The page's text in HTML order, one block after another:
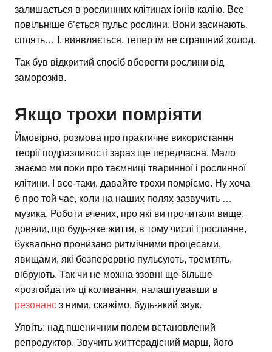
залишається в рослинних клітинах іонів калію. Все
повільніше б’ється пульс рослини. Вони засинають,
сплять… І, виявляється, тепер їм не страшний холод.
Так був відкритий спосіб вберегти рослини від
заморозків.
Якщо трохи помріяти
Ймовірно, розмова про практичне використання
теорії подразливості зараз ще передчасна. Мало
знаємо ми поки про таємниці тваринної і рослинної
клітини. І все-таки, давайте трохи помріємо. Ну хоча
б про той час, коли на наших полях зазвучить …
музика. Роботи вчених, про які ви прочитали вище,
довели, що будь-яке життя, в тому числі і рослинне,
буквально пронизано ритмічними процесами,
явищами, які безперервно пульсують, тремтять,
вібрують. Так чи не можна ззовні ще більше
«розгойдати» ці коливання, налаштувавши в
резонанс з ними, скажімо, будь-який звук.
Уявіть: над пшеничним полем встановлений
репродуктор. Звучить життєрадісний марш, його